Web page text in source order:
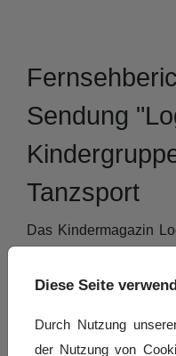
Sendung
Tanzsport
Das Kindermagazin
Hier der Beitrag, der
"Logo!" ausgestrahlt
Diese Seite
Durch Nutzung
der Nutzung von